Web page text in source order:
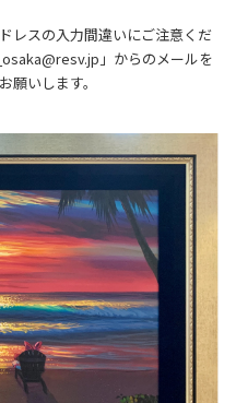
レスの入力間違いにご注意くだ
」からのメールを
願いします。